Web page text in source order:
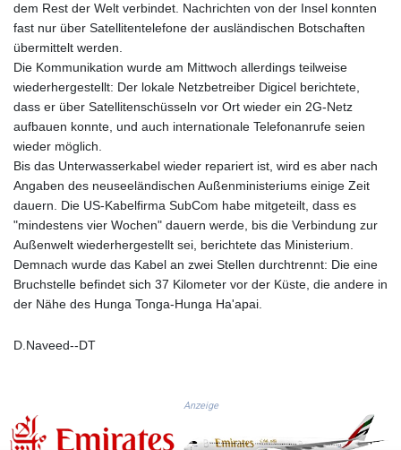
MGA 4982.944983
MKD 61.70777
MNT 4159.0218
MOP 9.34149
MRU 46.349915
MUR 54.396619
MWK 2008.207995
MXN 19.811776
MYR 4.728715
MZN 73.882892
NAD 18.78764
NGN 1577.963717
NIO 42.540713
NOK 10.99759
PEN 3.913564
PHP 70.183258
dem Rest der Welt verbindet. Nachrichten von der Insel konnten
fast nur über Satellitentelefone der ausländischen Botschaften
übermittelt werden.
Die Kommunikation wurde am Mittwoch allerdings teilweise
wiederhergestellt: Der lokale Netzbetreiber Digicel berichtete,
dass er über Satellitenschüsseln vor Ort wieder ein 2G-Netz
aufbauen konnte, und auch internationale Telefonanrufe seien
wieder möglich.
Bis das Unterwasserkabel wieder repariert ist, wird es aber nach
Angaben des neuseeländischen Außenministeriums einige Zeit
dauern. Die US-Kabelfirma SubCom habe mitgeteilt, dass es
"mindestens vier Wochen" dauern werde, bis die Verbindung zur
Außenwelt wiederhergestellt sei, berichtete das Ministerium.
Demnach wurde das Kabel an zwei Stellen durchtrennt: Die eine
Bruchstelle befindet sich 37 Kilometer vor der Küste, die andere in
der Nähe des Hunga Tonga-Hunga Ha'apai.
D.Naveed--DT
Anzeige